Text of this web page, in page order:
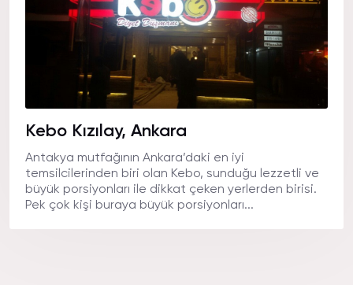
Kebo Kızılay, Ankara
Antakya mutfağının Ankara’daki en iyi
temsilcilerinden biri olan Kebo, sunduğu lezzetli ve
büyük porsiyonları ile dikkat çeken yerlerden birisi.
Pek çok kişi buraya büyük porsiyonları...